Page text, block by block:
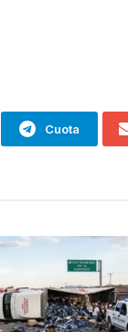
Cuota